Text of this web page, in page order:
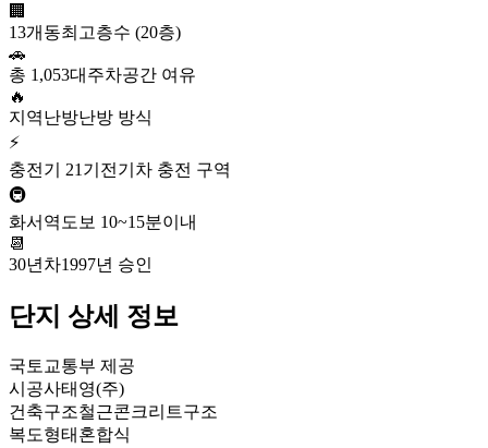
🏢
13개동최고층수 (20층)
🚗
총 1,053대 주차공간 여유
🔥
지역난방난방 방식
⚡
충전기 21기 전기차 충전 구역
🚇
화서역 도보 10~15분이내
📆
30년차1997년 승인
단지 상세 정보
국토교통부 제공
시공사태영(주)
건축구조철근콘크리트구조
복도형태 혼합식